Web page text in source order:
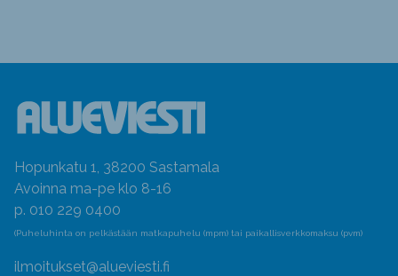
Hopunkatu 1, 38200 Sastamala
Avoinna ma-pe klo 8-16
p. 010 229 0400
(Puheluhinta on pelkästään matkapuhelu (mpm) tai paikallisverkkomaksu (pvm)
ilmoitukset@alueviesti.fi